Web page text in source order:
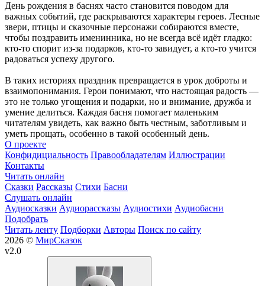
День рождения в баснях часто становится поводом для
важных событий, где раскрываются характеры героев. Лесные
звери, птицы и сказочные персонажи собираются вместе,
чтобы поздравить именинника, но не всегда всё идёт гладко:
кто-то спорит из-за подарков, кто-то завидует, а кто-то учится
радоваться успеху другого.
В таких историях праздник превращается в урок доброты и
взаимопонимания. Герои понимают, что настоящая радость —
это не только угощения и подарки, но и внимание, дружба и
умение делиться. Каждая басня помогает маленьким
читателям увидеть, как важно быть честным, заботливым и
уметь прощать, особенно в такой особенный день.
О проекте
Конфидициальность Правообладателям Иллюстрации
Контакты
Читать онлайн
Сказки Рассказы Стихи Басни
Слушать онлайн
Аудиосказки Аудиорассказы Аудиостихи Аудиобасни
Подобрать
Читать ленту Подборки Авторы Поиск по сайту
2026 © МирСказок
v2.0